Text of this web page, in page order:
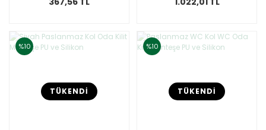
%10
TÜKENDİ
%10
TÜKENDİ